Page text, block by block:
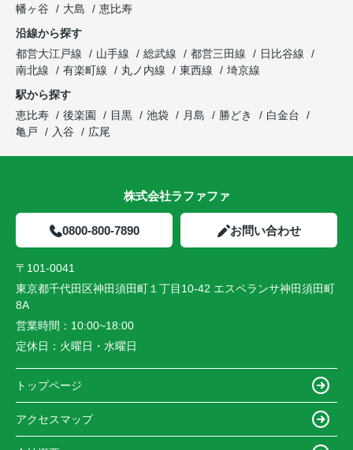
幡ヶ谷
大島
恵比寿
沿線から探す
都営大江戸線
山手線 総武線 都営三田線
日比谷線
南北線
有楽町線 丸ノ内線 東西線
埼京線
駅から探す
恵比寿
後楽園 目黒 池袋 月島 勝どき
白金台
亀戸
入谷 広尾
株式会社ラファファ
0800-800-7890 お問い合わせ
〒101-0041
東京都千代田区神田須田町１丁目10-42 エスペランサ神田須田町
8A
営業時間： 10:00~18:00
定休日： 火曜日・水曜日
トップページ
アクセスマップ